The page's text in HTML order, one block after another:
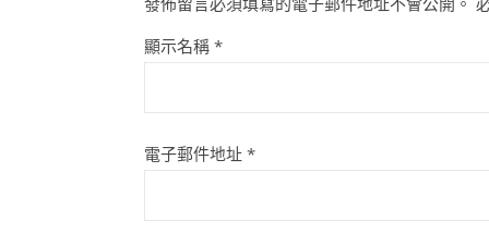
顯示名稱 *
電子郵件地址 *